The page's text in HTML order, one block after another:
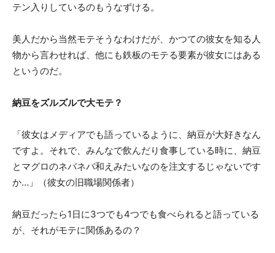
テン入りしているのもうなずける。
美人だから当然モテそうなわけだが、かつての彼女を知る人
物から言わせれば、他にも鉄板のモテる要素が彼女にはある
というのだ。
納豆をズルズルで大モテ？
「彼女はメディアでも語っているように、納豆が大好きなん
ですよ。それで、みんなで飲んだり食事している時に、納豆
とマグロのネバネバ和えみたいなのを注文するじゃないです
か…」（彼女の旧職場関係者）
納豆だったら1日に3つでも4つでも食べられると語っている
が、それがモテに関係あるの？